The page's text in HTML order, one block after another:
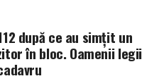
după ce au simțit un
în bloc. Oamenii legii